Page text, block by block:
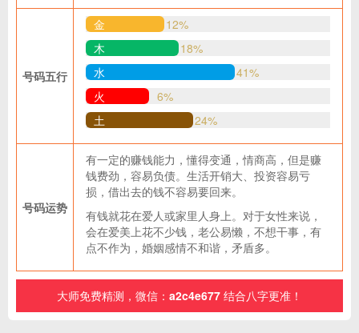
号码五行
金
12%
木
18%
水
41%
火
6%
土
24%
号码运势
有一定的赚钱能力，懂得变通，情商高，但是赚
钱费劲，容易负债。生活开销大、投资容易亏
损，借出去的钱不容易要回来。
有钱就花在爱人或家里人身上。对于女性来说，
会在爱美上花不少钱，老公易懒，不想干事，有
点不作为，婚姻感情不和谐，矛盾多。
大师免费精测，微信： a2c4e677 结合八字更准！